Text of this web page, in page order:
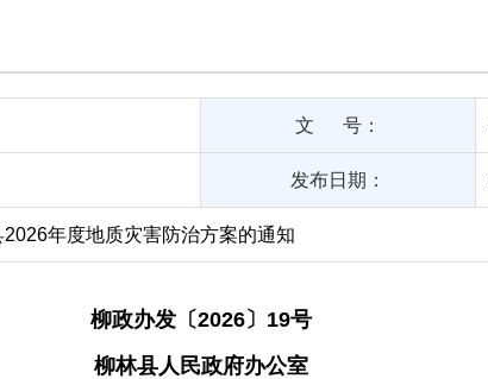
文 号：
发布日期：
年度地质灾害防治方案的通知
柳政办发〔2026〕 19号
柳林县人民政府办公室